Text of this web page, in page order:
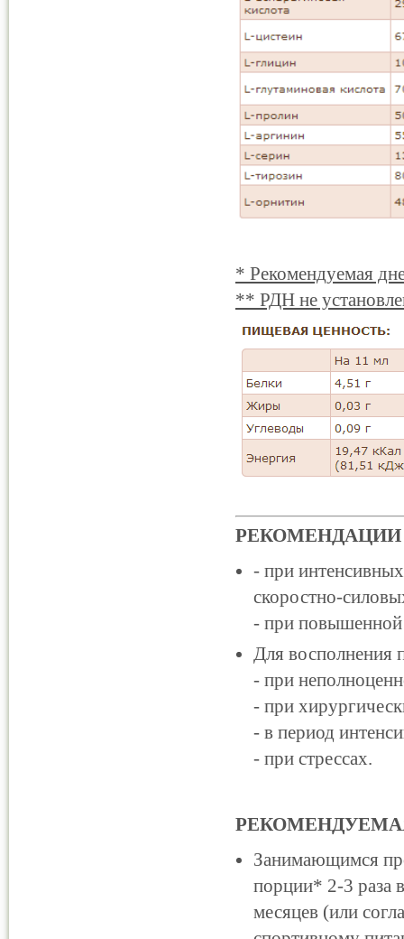
* Рекомендуемая
** РДН не
- при
скоростно-
- при повышенной
Для восполнения
- при
- при
- в период
- при стрессах.
Занимающимся
порции* 2-3 раза
месяцев (или